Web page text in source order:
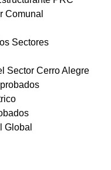
Comunal
Sectores
Sector Cerro Alegre
Global